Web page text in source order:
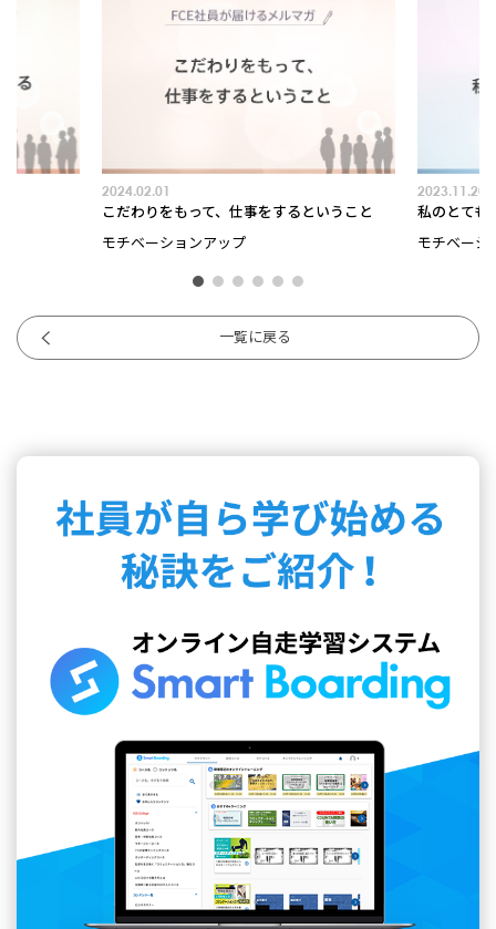
2024.02.01
こだわりをもって、仕事をするということ
モチベーションアップ
2023.11.20
私のとても
モチベーシ
一覧に戻る